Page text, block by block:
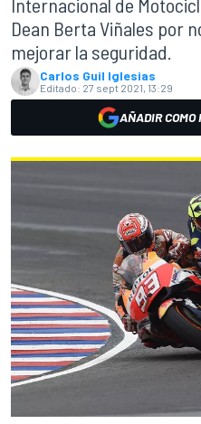
Dean Berta Viñales por
mejorar la seguridad.
Carlos Guil Iglesias
Editado: 27 sept 2021, 13:29
AÑADIR